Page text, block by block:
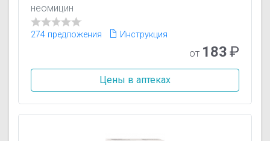
неомицин
274 предложения Инструкция
от 183₽
Цены в аптеках